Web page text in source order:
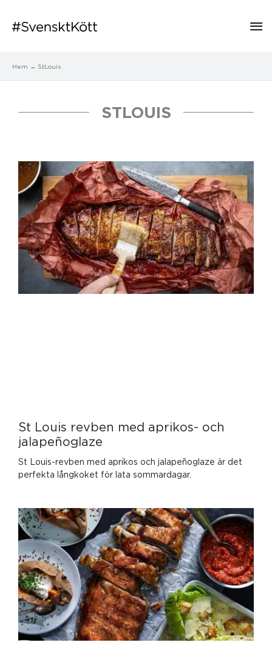
Hem StLouis
STLOUIS
St Louis revben med aprikos- och
jalapeñoglaze
St Louis-revben med aprikos och jalapeñoglaze är det
perfekta långkoket för lata sommardagar.